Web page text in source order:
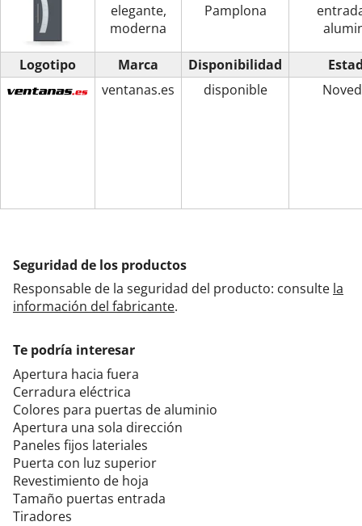
elegante,
moderna
Pamplona
Logotipo
Marca
ventanas.es
Disponibilidad
disponible
Seguridad de los productos
Responsable de la seguridad del producto: consulte la
información del fabricante.
Te podría interesar
Apertura hacia fuera
Cerradura eléctrica
Colores para puertas de aluminio
Apertura una sola dirección
Paneles fijos lateriales
Puerta con luz superior
Revestimiento de hoja
Tamaño puertas entrada
Tiradores